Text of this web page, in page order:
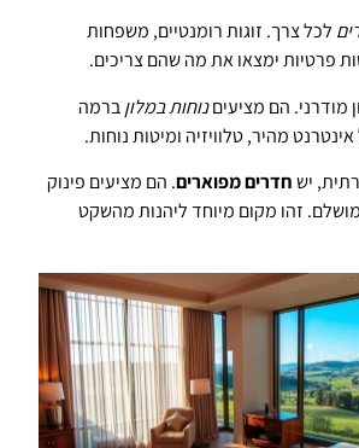
לכל צרך. זוגות רומנטיים, משפחות
פרטיות ימצאו את מה שהם צריכים.
מודרני. הם מציעיםנוחות במלוןברמה
מהיר, טלוויזיה ומיטות נוחות.
ישחדרים מפוארים. הם מציעים פינוק
מושלם. זהו מקום מיוחד ליהנות מהשקט